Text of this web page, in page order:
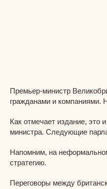
Премьер-министр
гражданами и компаниями.
Как отмечает издание, это
министра. Следующие
Напомним, на
стратегию.
Переговоры между